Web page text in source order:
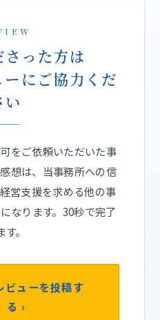
さった方は
にご協力くだ
い
をご依頼いただいた事
想は、当事務所への信
営支援を求める他の事
なります。30秒で完了
す。
ューを投稿す
る ›